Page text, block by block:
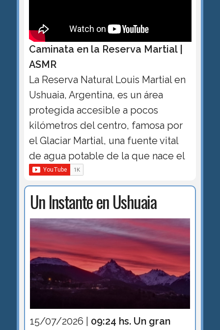
Caminata en la Reserva Martial |
ASMR
La Reserva Natural Louis Martial en
Ushuaia, Argentina, es un área
protegida accesible a pocos
kilómetros del centro, famosa por
el Glaciar Martial, una fuente vital
de agua potable de la que nace el
Un Instante en Ushuaia
15/07/2026 | 09:24 hs. Un gran